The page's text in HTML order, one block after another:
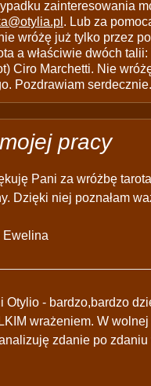
zainteresowania
. Lub za
wróżę już tylko przez
a właściwie dwóch
Ciro Marchetti. Nie
Pozdrawiam serdecznie.
pracy
Pani za wróżbę
Dzięki niej poznałam
Ewelina
Otylio - bardzo,bardzo
wrażeniem. W
zdanie po